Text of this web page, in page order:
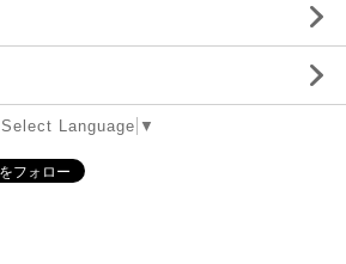
Select Language ▼